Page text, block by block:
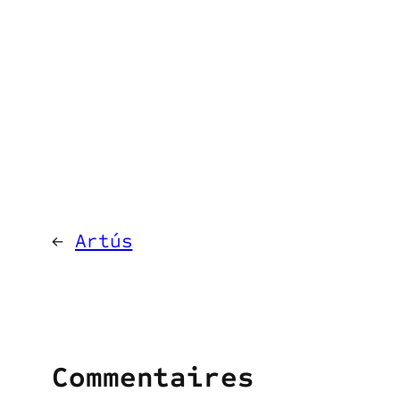
← Artús
Commentaires